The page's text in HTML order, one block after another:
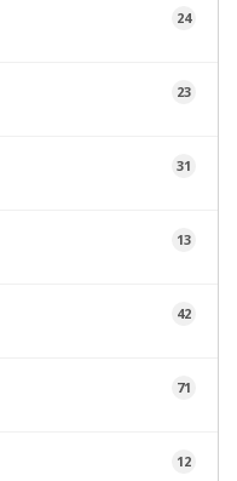
24
23
31
13
42
71
12